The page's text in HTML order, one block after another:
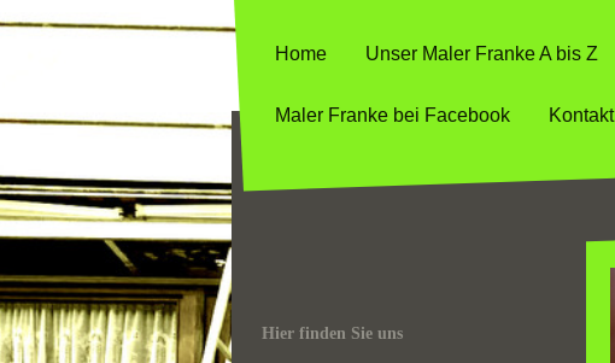
Home Unser Maler Franke A bis Z
Maler Franke bei Facebook Kontakt
Hier finden Sie uns